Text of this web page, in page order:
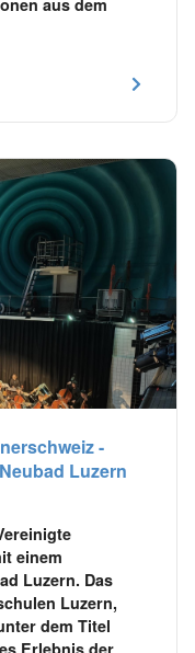
aus dem
-
Luzern
einem
Luzern. Das
Luzern,
dem Titel
Erlebnis der